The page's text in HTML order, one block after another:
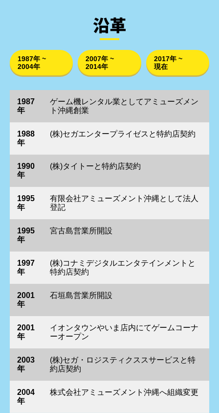
沿革
1987年 ~
2004年
2007年 ~
2014年
2017年 ~
現在
1987
年
ゲーム機レンタル業としてアミューズメン
ト沖縄創業
1988
年
(株)セガエンタープライゼスと特約店契約
1990
年
(株)タイトーと特約店契約
1995
年
有限会社アミューズメント沖縄として法人
登記
1995
年
宮古島営業所開設
1997
年
(株)コナミデジタルエンタテインメントと
特約店契約
2001
年
石垣島営業所開設
2001
年
イオンタウンやいま店内にてゲームコーナ
ーオープン
2003
年
(株)セガ・ロジスティクススサービスと特
約店契約
2004
年
株式会社アミューズメント沖縄へ組織変更